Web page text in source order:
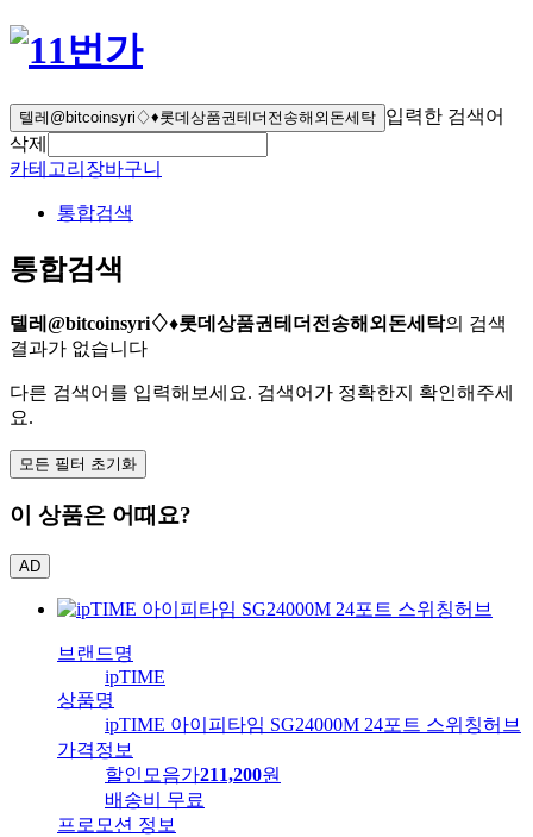
텔레@bitcoinsyri♢♦롯데상품권테더전송해외돈세탁 입력한 검색어
삭제
카테고리 장바구니
통합검색
통합검색
텔레@bitcoinsyri♢♦롯데상품권테더전송해외돈세탁의 검색
결과가 없습니다
다른 검색어를 입력해보세요. 검색어가 정확한지 확인해주세
요.
모든 필터 초기화
이 상품은 어때요?
AD
브랜드명
ipTIME
상품명
ipTIME 아이피타임 SG24000M 24포트 스위칭허브
가격정보
할인모음가211,200원
배송비
무료
프로모션 정보